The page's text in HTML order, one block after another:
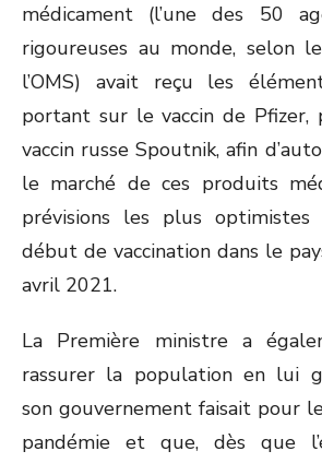
médicament (l’une des 50
rigoureuses au monde, selon
l’OMS) avait reçu les
portant sur le vaccin de Pfizer,
vaccin russe Spoutnik, afin
le marché de ces produits
prévisions les plus
début de vaccination dans le
avril 2021.
La Première ministre a
rassurer la population en lui
son gouvernement faisait pour
pandémie et que, dès que